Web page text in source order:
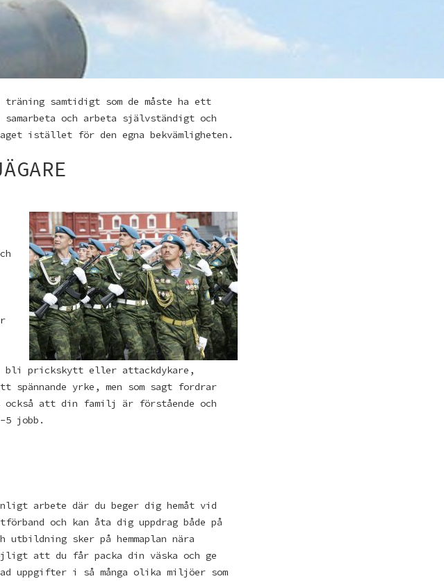
samtidigt som de måste ha ett
och arbeta självständigt och
istället för den egna bekvämligheten.
bli prickskytt eller attackdykare,
yrke, men som sagt fordrar
att din familj är förstående och
jobb.
arbete där du beger dig hemåt vid
och kan åta dig uppdrag både på
sker på hemmaplan nära
att du får packa din väska och ge
uppgifter i så många olika miljöer som